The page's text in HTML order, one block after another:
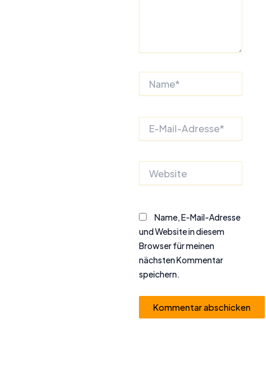
Mail-
Name, E-Mail-Adresse
und Website in diesem
Browser für meinen
nächsten Kommentar
speichern.